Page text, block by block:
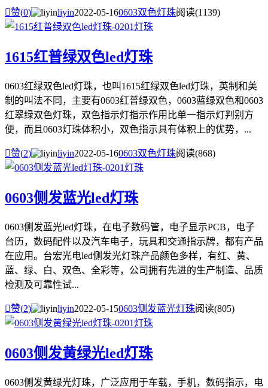
赞(0) liyin2022-05-160603双色灯珠阅读(1139)
1615红普绿双色led灯珠
0603红绿双色led灯珠，也叫1615红绿双色led灯珠，英制和美
制的叫法不同，主要有0603红普绿双色，0603蓝绿双色和0603
红翠绿双色灯珠，双色指示灯指示作用比单一指示灯判别方
便，而且0603灯珠体积小，双色指示具有体积上的优势，...
赞(2) liyin2022-05-160603双色灯珠阅读(868)
0603侧发蓝光led灯珠
0603侧发蓝光led灯珠，在电子数码管，电子显示PCB，电子
台历，数码配件以及汽车电子，玩具和交通指示牌，都有产品
在应用。台宏光电led侧发光灯珠产品颜色多样，有红、黄、
蓝、绿、白、双色、全彩等，公司拥有先进的生产制造、品质
检测及可靠性试...
赞(2) liyin2022-05-150603侧发蓝光灯珠阅读(805)
0603侧发黄绿光led灯珠
0603侧发黄绿光灯珠，广泛应用于车载，手机，数码指示，电